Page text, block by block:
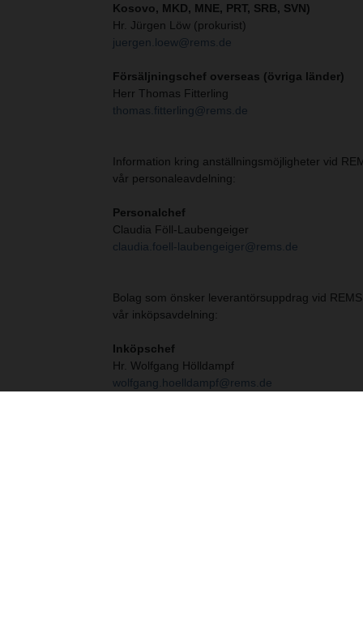
Kosovo, MKD, MNE, PRT, SRB, SVN)
Hr. Jürgen Löw (prokurist)
juergen.loew@rems.de
Försäljningschef overseas (övriga länder)
Herr Thomas Fitterling
thomas.fitterling@rems.de
Information kring anställningsmöjligheter vid
vår personaleavdelning:
Personalchef
Claudia Föll-Laubengeiger
claudia.foell-laubengeiger@rems.de
Bolag som önsker leverantörsuppdrag vid
vår inköpsavdelning:
Inköpschef
Hr. Wolfgang Hölldampf
wolfgang.hoelldampf@rems.de